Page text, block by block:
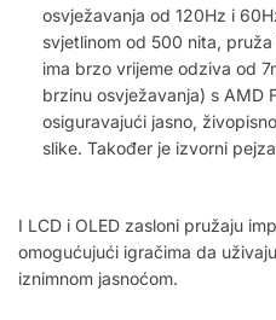
osvježavanja od 120Hz i
svjetlinom od 500 nita,
ima brzo vrijeme odziva od
brzinu osvježavanja) s AMD
osiguravajući jasno,
slike. Također je izvorni
I LCD i OLED zasloni pružaju
omogućujući igračima da
iznimnom jasnoćom.